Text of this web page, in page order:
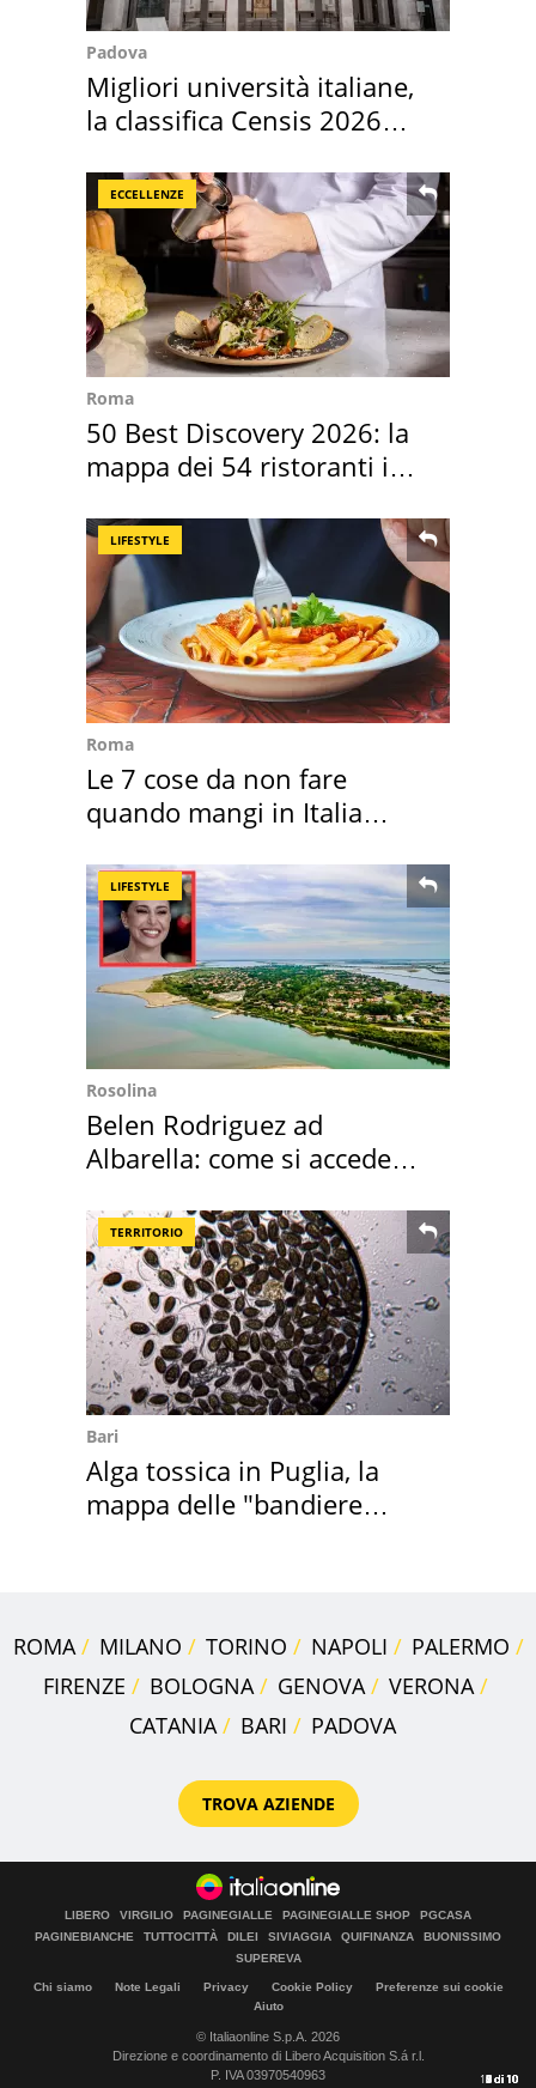
1di10
2di10
3di10
4di10
5di10
6di10
7di10
8di10
9di10
10di10
Padova
Migliori università italiane,
la classifica Censis 2026
ECCELLENZE
Roma
50 Best Discovery 2026: la
mappa dei 54 ristoranti in
LIFESTYLE
Roma
Le 7 cose da non fare
quando mangi in Italia
LIFESTYLE
Rosolina
Belen Rodriguez ad
Albarella: come si accede
TERRITORIO
Bari
Alga tossica in Puglia, la
mappa delle "bandiere
ROMA MILANO TORINO NAPOLI
PALERMO
FIRENZE
BOLOGNA GENOVA
VERONA
CATANIA
BARI PADOVA
TROVA AZIENDE
LIBERO VIRGILIO PAGINEGIALLE PAGINEGIALLE SHOP
PGCASA
PAGINEBIANCHE
TUTTOCITTÀ DILEI SIVIAGGIA QUIFINANZA
BUONISSIMO
SUPEREVA
Chi siamo Note Legali Privacy Cookie Policy
Preferenze sui cookie
Aiuto
© Italiaonline S.p.A. 2026
Direzione e coordinamento di Libero Acquisition S.á r.l.
P. IVA 03970540963